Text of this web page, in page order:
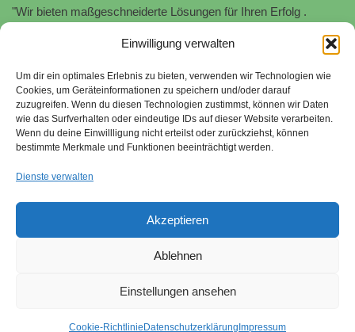
Einwilligung verwalten
Um dir ein optimales Erlebnis zu bieten, verwenden wir Technologien wie
Cookies, um Geräteinformationen zu speichern und/oder darauf
zuzugreifen. Wenn du diesen Technologien zustimmst, können wir Daten
wie das Surfverhalten oder eindeutige IDs auf dieser Website verarbeiten.
Wenn du deine Einwillligung nicht erteilst oder zurückziehst, können
bestimmte Merkmale und Funktionen beeinträchtigt werden.
Dienste verwalten
Akzeptieren
Ablehnen
Einstellungen ansehen
Cookie-Richtlinie Datenschutzerklärung Impressum
"Wir bieten maßgeschneiderte Lösungen für Ihren Erfolg .
"Wir unterstützen Sie bei der Implementierung und Zertifizierung
vonInformationssicherheitsmanagementsystemennachISO
27001.Schützen Sie Ihre sensiblen Daten und minimieren Sie
Risiken."
Stefan Stroessenreuther | Beratung für Managementsysteme |
Nachhaltigkeitsstrategien gemäß SAQ 5.0 und EcoVadis. Wir
helfen Ihnen, ökologische und soziale Verantwortung zu
Hinweisgebersystem
Impressum